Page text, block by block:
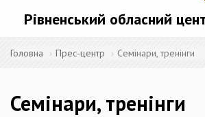
Рівненський обласний
Головна Прес-центр Семінари, тренінги
Семінари, тренінги